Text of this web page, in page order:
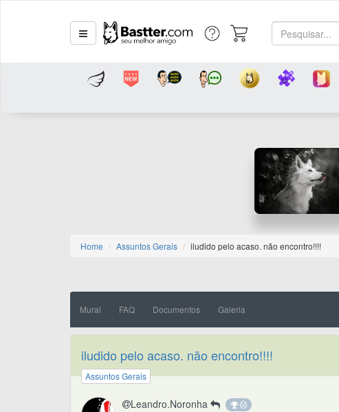
Home Assuntos Gerais iludido pelo acaso. não encontro!!!!
Mural FAQ Documentos Galeria
iludido pelo acaso. não encontro!!!!
Assuntos Gerais
Leandro.Noronha